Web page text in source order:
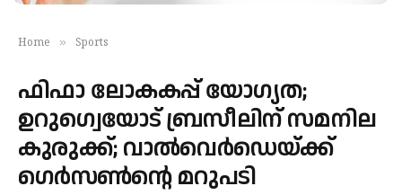
Home » Sports
ഫിഫാ ലോകകപ്പ് യോഗ്യത;
ഉറുഗ്വെയോട് ബ്രസീലിന് സമനില
കുരുക്ക്; വാല്‍വെര്‍ഡെയ്ക്ക്
ഗെര്‍സണ്‍ന്റെ മറുപടി